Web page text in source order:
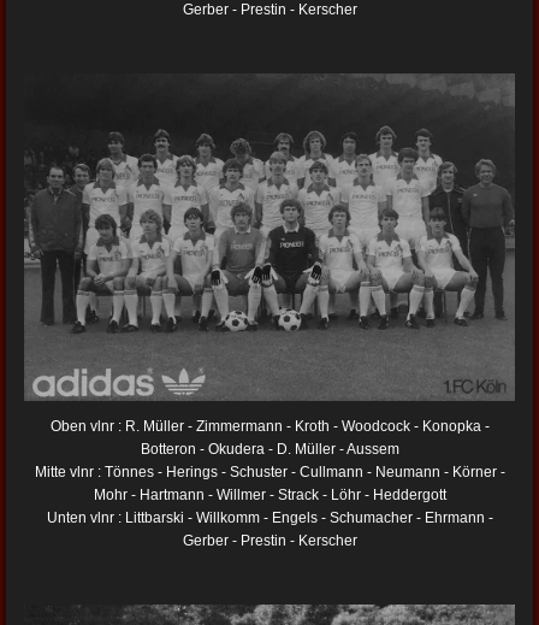
Gerber - Prestin - Kerscher
Oben vlnr : R. Müller - Zimmermann - Kroth - Woodcock - Konopka -
Botteron - Okudera - D. Müller - Aussem
Mitte vlnr : Tönnes - Herings - Schuster - Cullmann - Neumann - Körner -
Mohr - Hartmann - Willmer - Strack - Löhr - Heddergott
Unten vlnr : Littbarski - Willkomm - Engels - Schumacher - Ehrmann -
Gerber - Prestin - Kerscher